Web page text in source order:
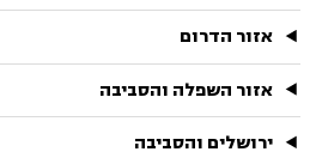
אזור הדרום
אזור השפלה והסביבה
ירושלים והסביבה